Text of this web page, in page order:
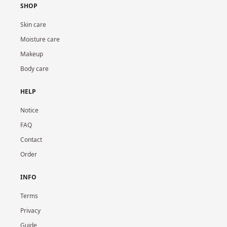
SHOP
Skin care
Moisture care
Makeup
Body care
HELP
Notice
FAQ
Contact
Order
INFO
Terms
Privacy
Guide